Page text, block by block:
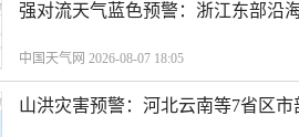
强对流天气蓝色预警：浙江东部沿
中国天气网 2026-08-07 18:05
山洪灾害预警：河北云南等7省区